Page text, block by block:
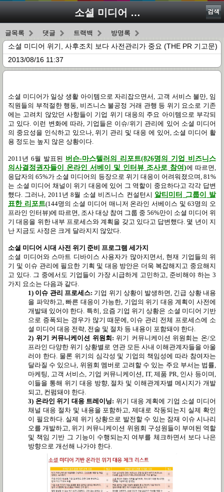
소셜 미디어 위기, 사후조치 보다 사전관리가 중요 (THE PR 기고문) 검색
글목록 댓글 트랙백 방명록
소셜 미디어 위기, 사후조치 보다 사전관리가 중요 (THE PR 기고문)
2013/08/16 11:37
소셜 미디어가 일상 생활 아이템으로 자리잡으면서, 고객 서비스 불만, 임
직원들의 부적절한 행동, 비즈니스 불공정 거래 관행 등 위기 요소로 기존
에는 고려치 않았던 사항들이 기업 위기 대응의 주요 아이템으로 부각되
고 있다. 이런 변화에 따라, 기업들은 이슈/위기 관리에 있어 소셜 미디어
의 중요성을 인식하고 있으나, 위기 관리 및 대응 에 있어, 소셜 미디어 활
용 정도는 높지 않은 상황이다.
2011년 6월 발표된 버슨-마스텔러의 리포트(826명의 기업 비즈니스
의사결정권자들이 온라인 서베이 및 인터뷰 조사로 참여)에 따르면,
응답자의 65%가 소셜 미디어의 등장으로 위기 대응이 어려워졌으며, 81%
는 소셜 미디어 채널이 위기 대응에 있어 그 역할이 중요하다고 각각 답변
했다. 그러나, 2011년 8월 소셜 비즈니스 컨설턴시 알티미터 그룹이 발
표한 리포트(144명의 소셜 미디어 매니저 온라인 서베이스 및 63명의 오
프라인 인터뷰)에 따르면, 조사 대상 참여 그룹 중 56%만이 소셜 미디어 위
기 대응을 위한 내부 프로세스와 계획을 갖고 있다고 답변했다. 몇 년이 지
난 지금도 사정은 크게 달라지지 않았다.
소셜 미디어 시대 사전 위기 준비 프로그램 세가지
소셜 미디어와 스마트 디바이스 사용자가 많아지면서, 현재 기업들의 위
기 및 이슈 관리에 필요한 기획 및 대응 방안은 더욱 복잡해지고 중요해지
고 있다. 그 중에서도 기업들이 가장 시급하게 고민하고, 준비해야 하는 3
가지 요소는 다음과 같다.
1) 이슈 관리 프로세스: 기업 위기 상황이 발생하면, 긴급 상황 내용
을 파악하고, 빠른 대응이 가능한, 기업의 위기 대응 계획이 사전에
개발돼 있어야 한다. 특히, 요즘 기업 위기 상황은 소셜 미디어 기반
으로 증폭되는 경우가 많기 때문에, 이슈 관리 전체 프로세스에 소
셜 미디어 대응 전략, 전술 및 절차 등 내용이 포함돼야 한다.
2) 위기 커뮤니케이션 위원회: 위기 커뮤니케이션 위원회는 온/오
프라인 다양한 위기 상황별로 연관 모든 사내 이해관계자들을 아울
러야 한다. 물론 위기의 심각성 및 기업의 책임성에 따라 참여자는
달라질 수 있으나, 위원회 멤버로 고려할 수 있는 주요 부서는 법률,
마케팅, 고객 서비스, 기업 커뮤니케이션, IT, 제품 PR, 인사 등이며,
이들을 통해 위기 대응 방향, 절차 및 이해관계자별 메시지가 개발
되고, 컨펌돼야 한다.
3) 온라인 위기 대응 트레이닝: 위기 대응 계획에 기업 소셜 미디어
채널 대응 절차 및 내용을 포함하고, 제대로 작동되는지 실제 확인
이 필요하다. 실제 위기 상황으로 발전할 수 있는 잠재 이슈 시나리
오를 개발하고, 위기 커뮤니케이션 위원회 구성원들이 부여된 역할
및 책임 기반 그 기능이 수행되는지 여부를 체크하면서 보다 나은
방향으로 개선해 나가야 한다.